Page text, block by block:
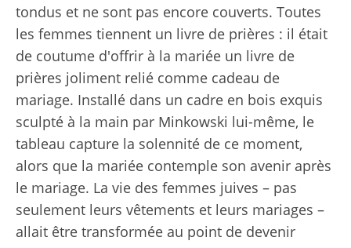
tondus et ne sont pas encore couverts. Toutes
les femmes tiennent un livre de prières : il était
de coutume d'offrir à la mariée un livre de
prières joliment relié comme cadeau de
mariage. Installé dans un cadre en bois exquis
sculpté à la main par Minkowski lui-même, le
tableau capture la solennité de ce moment,
alors que la mariée contemple son avenir après
le mariage. La vie des femmes juives – pas
seulement leurs vêtements et leurs mariages –
allait être transformée au point de devenir